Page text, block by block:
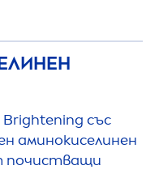
Brightening със
аминокиселинен
почистващи